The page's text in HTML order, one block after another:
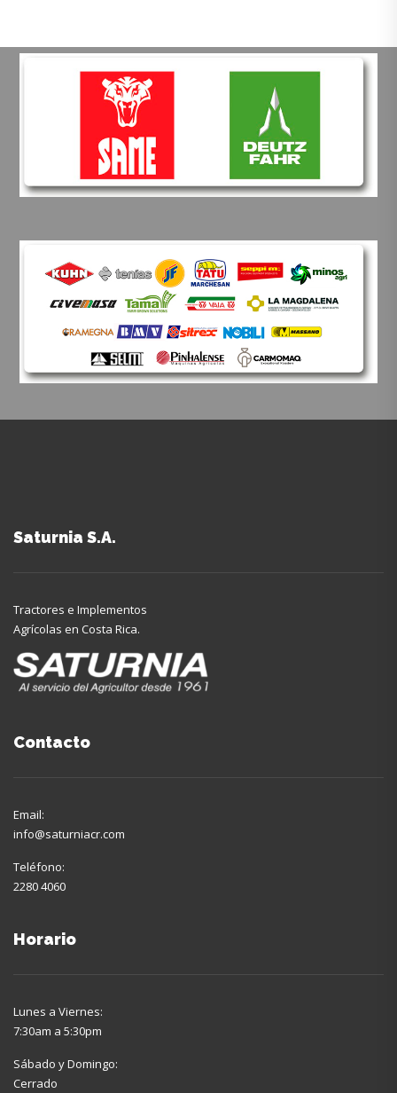
Saturnia S.A.
Tractores e Implementos
Agrícolas en Costa Rica.
Contacto
Email:
info@saturniacr.com
Teléfono:
2280 4060
Horario
Lunes a Viernes:
7:30am a 5:30pm
Sábado y Domingo:
Cerrado